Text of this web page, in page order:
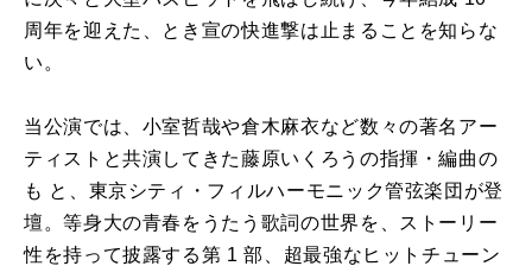
周年を迎えた、とき宣の快進撃は止まることを知らな
い。
当公演では、小室哲哉や倉木麻衣など数々の著名アー
ティストと共演してきた藤原いくろうの指揮・編曲の
も と、東京シティ・フィルハーモニック管弦楽団が登
壇。等身大の青春をうたう歌詞の世界を、ストーリー
性を持って披露する第 1 部、超最強なヒットチューン